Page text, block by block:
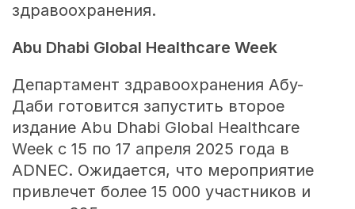
здравоохранения.
Abu Dhabi Global Healthcare Week
Департамент здравоохранения Абу-
Даби готовится запустить второе
издание Abu Dhabi Global Healthcare
Week с 15 по 17 апреля 2025 года в
ADNEC. Ожидается, что мероприятие
привлечет более 15 000 участников и